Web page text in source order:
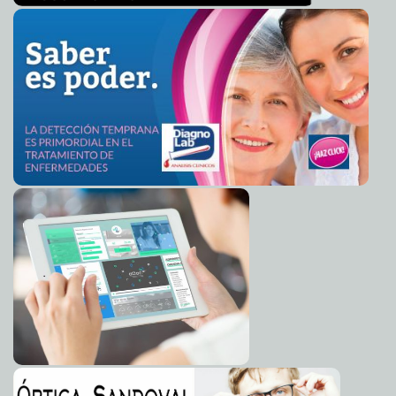
2016-06-15 11:42:13 Sismo de 5.3 grados sacude Chiapas Claudia Sofía Gómez
Infante
2016-06-15 11:29:32 Senado aprueba generalidad de Ley Anticorrupción
Claudia Sofía Gómez Infante
2016-06-15 11:27:44 Mancera se mantiene firme para 2016 Claudia Sofía Gómez
Infante
Apple le hará mejoras a Siri Jorge Armando León Borges
2016-06-15 11:19:40 México sigue creciendo a pesar de volatilidad del dólar,
afirman Claudia Sofía Gómez Infante
2016-06-15 10:34:28 Dólar ya está a $19.10 Claudia Sofía Gómez Infante
2016-06-14 10:11:51 Mexicano asesinado en tiroteo, bueno para los
negocios Carmen Alicia Briceño Sánchez
2016-06-14 09:03:24 Apple permitirá borrar apps oficiales
Sánchez
2016-06-14 08:58:25 Morena critica la transparencia en Campeche
Alicia Briceño Sánchez
2016-06-14 08:55:41 ¿Cuáles son las cartas fuertes de los videojuegos?
Jorge Armando León Borges
2016-06-14 08:49:59 Mexicanos se preocupan por la educación de sus hijos
Claudia Sofía Gómez Infante
2016-06-14 08:45:48 Senado discute miscelánea penal Claudia Sofía Gómez
Infante
URL de artículo